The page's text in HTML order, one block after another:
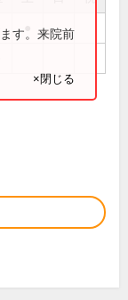
す。来院前
×閉じる